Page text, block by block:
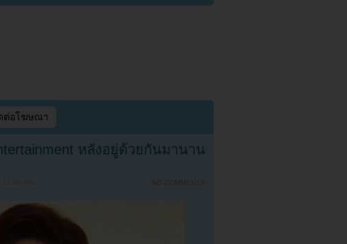
ต่อโฆษณา
หลังอยู่ด้วยกันมานาน
NO COMMENTS